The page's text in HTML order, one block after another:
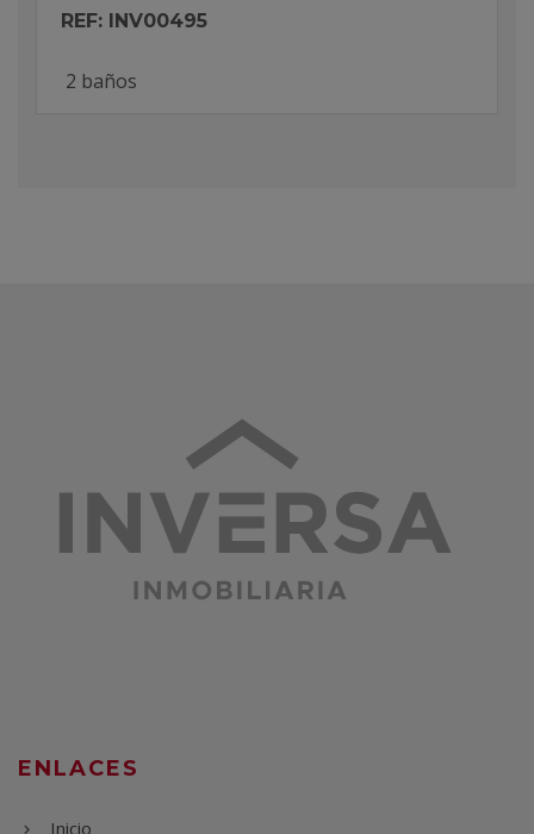
REF: INV00495
2 baños
ENLACES
Inicio